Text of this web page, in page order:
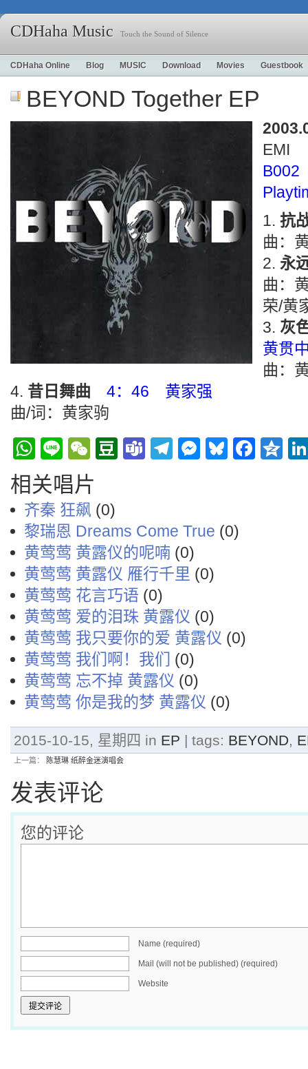
CDHaha Music Touch the Sound of Silence
CDHaha Online Blog MUSIC Download Movies Guestbook
BEYOND Together EP
EMI
B002
抗
曲：
永
曲：
荣/黄
灰
黄贯
曲：
昔日舞曲
4：46 黄家强
曲/词：黄家驹
WhatsApp
LineWeChat
Douban
TeamsTelegramBluesky
相关唱片
齐秦 狂飙 (0)
黎瑞恩 Dreams Come True (0)
黄莺莺 黄露仪的呢喃 (0)
黄莺莺 黄露仪 雁行千里 (0)
黄莺莺 花言巧语 (0)
黄莺莺 爱的泪珠 黄露仪 (0)
黄莺莺 我只要你的爱 黄露仪 (0)
黄莺莺 我们啊！我们 (0)
黄莺莺 忘不掉 黄露仪 (0)
黄莺莺 你是我的梦 黄露仪 (0)
2015-10-15, 星期四 in EP | tags: BEYOND,
上一篇： 陈慧琳 纸醉金迷演唱会
发表评论
您的评论
Name (required)
Mail (will not be published) (required)
Website